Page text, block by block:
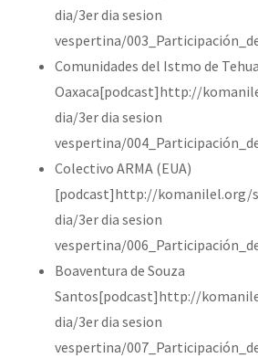
dia/3er dia sesion
vespertina/
Comunidades del Istmo de
Oaxaca[podcast]http://
dia/3er dia sesion
vespertina/
Colectivo ARMA (EUA)
[podcast]http://komanilel.org/
dia/3er dia sesion
vespertina/
Boaventura de Souza
Santos[podcast]http://
dia/3er dia sesion
vespertina/